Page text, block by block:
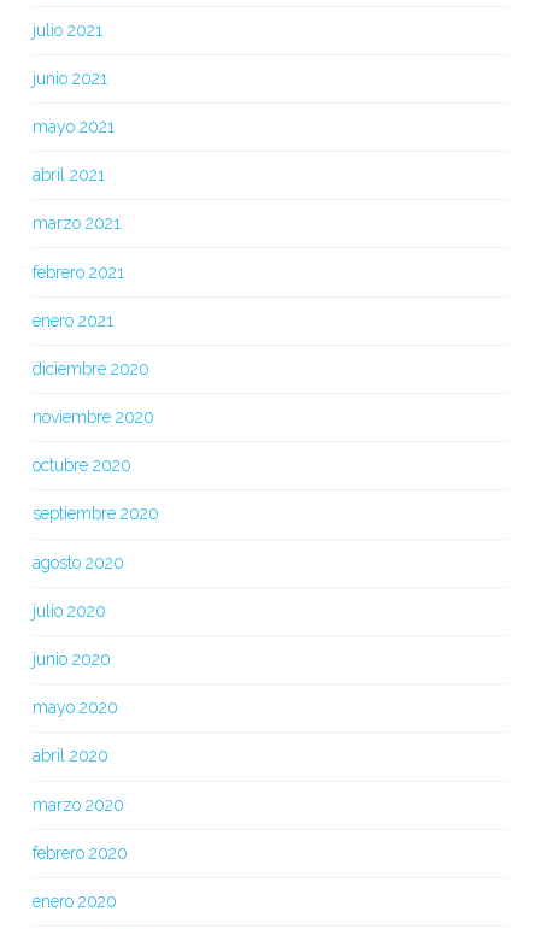
julio 2021
junio 2021
mayo 2021
abril 2021
marzo 2021
febrero 2021
enero 2021
diciembre 2020
noviembre 2020
octubre 2020
septiembre 2020
agosto 2020
julio 2020
junio 2020
mayo 2020
abril 2020
marzo 2020
febrero 2020
enero 2020